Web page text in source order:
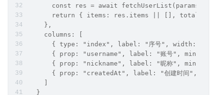
      const res = await fetchUserList(params);
return { items: res.items || [], total:
    },
    columns: [
{ type: "index", label: "序号", width: 60
{ prop: "username", label: "账号",
{ prop: "nickname", label: "昵称",
{ prop: "createdAt", label: "创建时间",
  }